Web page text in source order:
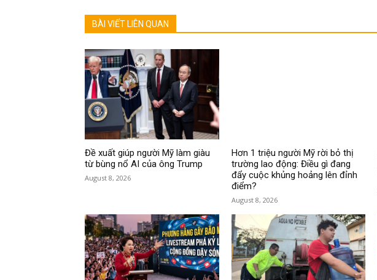
BÀI VIẾT LIÊN QUAN
Đề xuất giúp người Mỹ làm giàu
từ bùng nổ AI của ông Trump
August 8, 2026
Hơn 1 triệu người Mỹ rời bỏ thị
trường lao động: Điều gì đang
đẩy cuộc khủng hoảng lên đỉnh
điểm?
August 8, 2026